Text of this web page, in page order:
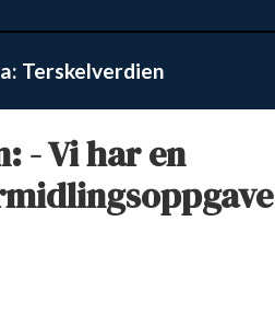
Terskelverdien
- Vi har en